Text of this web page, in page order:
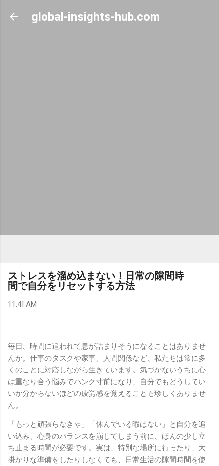
Skip to main content
global-insights-hub.com
ストレスを溜め込まない！日常の隙間時
間で自分をリセットする方法
11:41 AM
毎日、時間に追われて息が詰まりそうになることはありませ
んか。仕事のタスクや家事、人間関係など、私たちは常に多
くのことに対応しながら生きています。気づかないうちに心
は重なり合う悩みでパンク寸前になり、自分でもどうしてい
いか分からないほどの疲労感を覚えることも珍しくありませ
ん。
「もっと頑張らなきゃ」「休んでいる暇はない」と自分を追
い込み、心身のバランスを崩してしまう前に、ほんの少し立
ち止まる時間が必要です。実は、特別な場所に行ったり、大
掛かりな準備をしたりしなくても、日常生活の隙間時間を使